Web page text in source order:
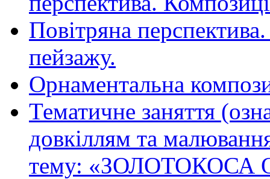
Повітряна
пейзажу.
Орнаментальна
Тематичне заняття
довкіллям та
тему: «ЗОЛОТОКОСА